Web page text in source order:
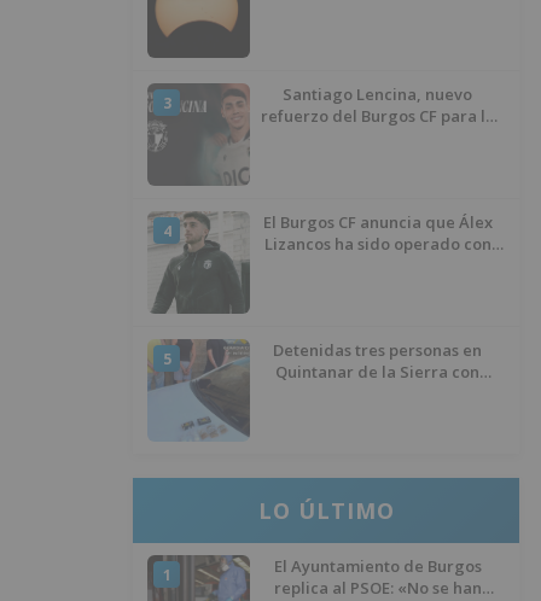
3
Santiago Lencina, nuevo
refuerzo del Burgos CF para la
4
El Burgos CF anuncia que Álex
Lizancos ha sido operado con
5
Detenidas tres personas en
Quintanar de la Sierra con
LO ÚLTIMO
1
El Ayuntamiento de Burgos
replica al PSOE: «No se han